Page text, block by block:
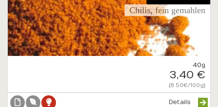
Chilis, fein gemahlen
40g
3,40 €
{8.50€/100g}
Details